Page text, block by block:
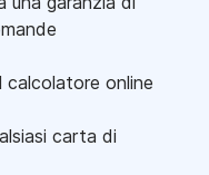
calcolatore online
carta di